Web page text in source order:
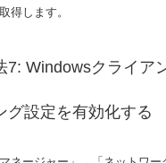
得します。
7: Windowsクライア
グ設定を有効化する